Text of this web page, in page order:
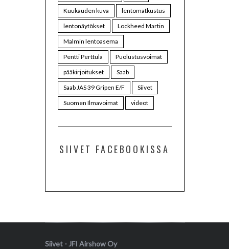
Kuukauden kuva
lentomatkustus
lentonäytökset
Lockheed Martin
Malmin lentoasema
Pentti Perttula
Puolustusvoimat
pääkirjoitukset
Saab
Saab JAS 39 Gripen E/F
Siivet
Suomen Ilmavoimat
videot
SIIVET FACEBOOKISSA
Siivet - JFI Airshow Oy